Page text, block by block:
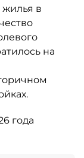
в
на
года